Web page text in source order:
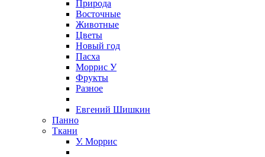
Природа
Восточные
Животные
Цветы
Новый год
Пасха
Моррис У
Фрукты
Разное
Евгений Шишкин
Панно
Ткани
У. Моррис